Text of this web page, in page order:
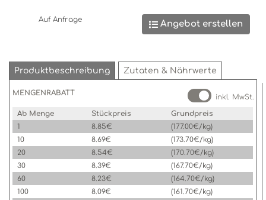
Auf Anfrage Angebot erstellen
Produktbeschreibung Zutaten & Nährwerte
MENGENRABATT
inkl. MwSt.
Ab Menge
Stückpreis
Grundpreis
1
8.85€
(177.00€/kg)
10
8.69€
(173.70€/kg)
20
8.54€
(170.70€/kg)
30
8.39€
(167.70€/kg)
60
8.23€
(164.70€/kg)
100
8.09€
(161.70€/kg)